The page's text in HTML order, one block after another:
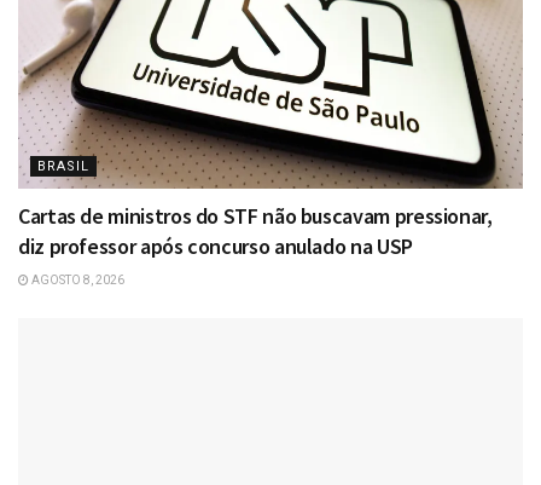
BRASIL
Cartas de ministros do STF não buscavam pressionar,
diz professor após concurso anulado na USP
AGOSTO 8, 2026